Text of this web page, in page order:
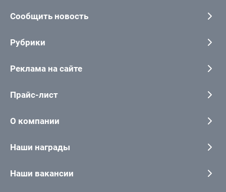
Сообщить новость
Рубрики
Реклама на сайте
Прайс-лист
О компании
Наши награды
Наши вакансии